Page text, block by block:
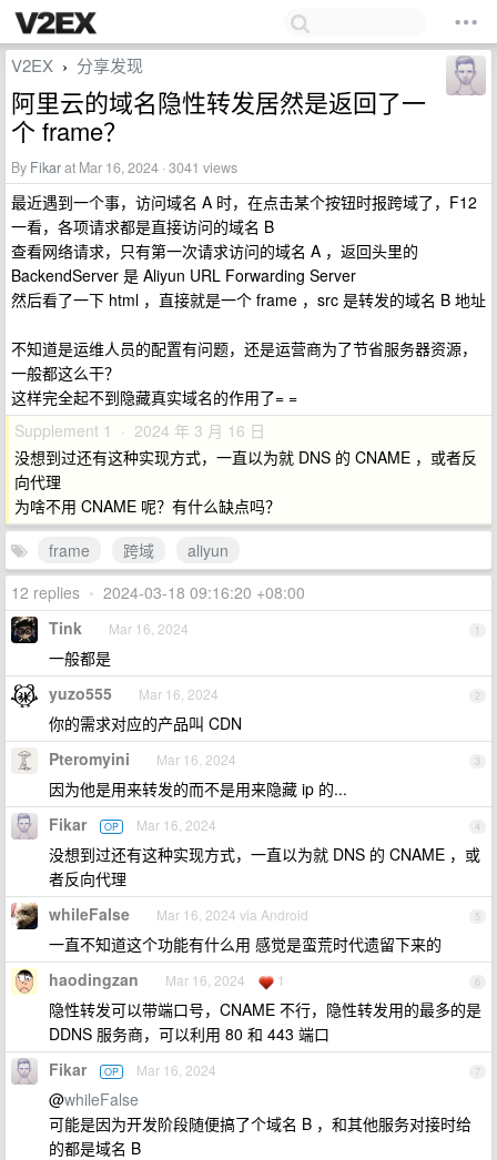
V2EX › 分享发现
阿里云的域名隐性转发居然是返回了一
个 frame？
By Fikarat Mar 16, 2024 · 3041 views
最近遇到一个事，访问域名 A 时，在点击某个按钮时报跨域了，F12
一看，各项请求都是直接访问的域名 B
查看网络请求，只有第一次请求访问的域名 A ，返回头里的
BackendServer 是 Aliyun URL Forwarding Server
然后看了一下 html ，直接就是一个 frame ，src 是转发的域名 B 地址
不知道是运维人员的配置有问题，还是运营商为了节省服务器资源，
一般都这么干？
这样完全起不到隐藏真实域名的作用了= =
Supplement 1 · 2024 年 3 月 16 日
没想到过还有这种实现方式，一直以为就 DNS 的 CNAME ，或者反
向代理
为啥不用 CNAME 呢？有什么缺点吗？
frame
跨域
aliyun
12 replies • 2024-03-18 09:16:20 +08:00
1
Tink Mar 16, 2024
一般都是
2
yuzo555 Mar 16, 2024
你的需求对应的产品叫 CDN
3
Pteromyini Mar 16, 2024
因为他是用来转发的而不是用来隐藏 ip 的...
4
Fikar OP Mar 16, 2024
没想到过还有这种实现方式，一直以为就 DNS 的 CNAME ，或
者反向代理
5
whileFalse Mar 16, 2024 via Android
一直不知道这个功能有什么用 感觉是蛮荒时代遗留下来的
6
haodingzan Mar 16, 2024 1
隐性转发可以带端口号，CNAME 不行，隐性转发用的最多的是
DDNS 服务商，可以利用 80 和 443 端口
7
Fikar OP Mar 16, 2024
@whileFalse
可能是因为开发阶段随便搞了个域名 B ，和其他服务对接时给
的都是域名 B